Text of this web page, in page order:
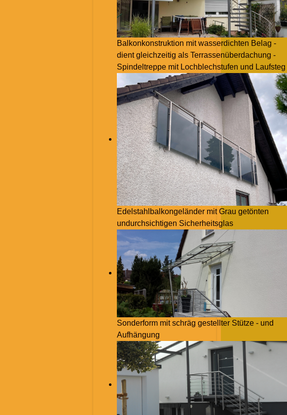
Balkonkonstruktion mit wasserdichten Belag -
dient gleichzeitig als Terrassenüberdachung -
Spindeltreppe mit Lochblechstufen und Laufsteg
Edelstahlbalkongeländer mit Grau getönten
undurchsichtigen Sicherheitsglas
Sonderform mit schräg gestellter Stütze - und
Aufhängung